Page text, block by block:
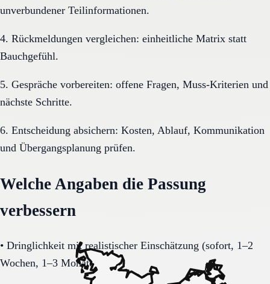
unverbundener Teilinformationen.
4. Rückmeldungen vergleichen: einheitliche Matrix statt
Bauchgefühl.
5. Gespräche vorbereiten: offene Fragen, Muss-Kriterien und
nächste Schritte.
6. Entscheidung absichern: Kosten, Ablauf, Kommunikation
und Übergangsplanung prüfen.
Welche Angaben die Passung
verbessern
• Dringlichkeit mit realistischer Einschätzung (sofort, 1–2
Wochen, 1–3 Monate).